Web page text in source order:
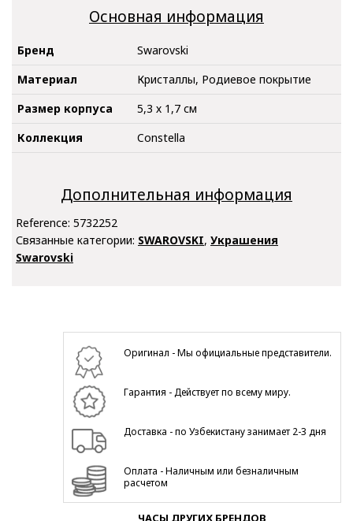
Основная информация
Бренд
Swarovski
Материал
Кристаллы, Родиевое покрытие
Размер корпуса
5,3 х 1,7 см
Коллекция
Constella
Дополнительная информация
Reference: 5732252
Связанные категории: SWAROVSKI, Украшения
Swarovski
Оригинал - Мы официальные представители.
Гарантия - Действует по всему миру.
Доставка - по Узбекистану занимает 2-3 дня
Оплата - Наличным или безналичным
расчетом
ЧАСЫ ДРУГИХ БРЕНДОВ